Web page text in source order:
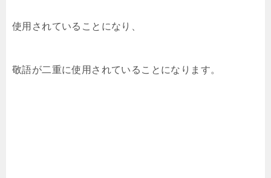
使用されていることになり、
敬語が二重に使用されていることになります。